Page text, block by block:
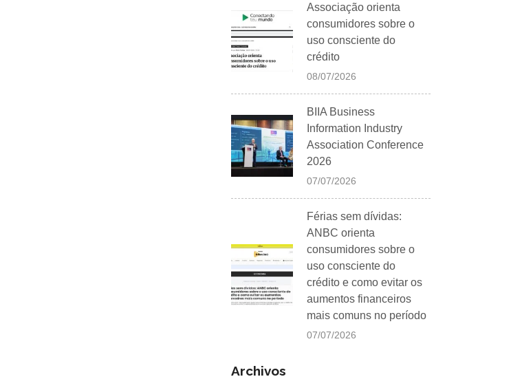
Associação orienta
consumidores sobre o
uso consciente do
crédito
08/07/2026
BIIA Business
Information Industry
Association Conference
2026
07/07/2026
Férias sem dívidas:
ANBC orienta
consumidores sobre o
uso consciente do
crédito e como evitar os
aumentos financeiros
mais comuns no período
07/07/2026
Archivos